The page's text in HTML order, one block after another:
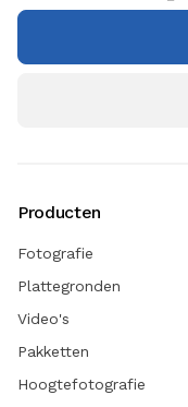
Producten
Fotografie
Plattegronden
Video's
Pakketten
Hoogtefotografie